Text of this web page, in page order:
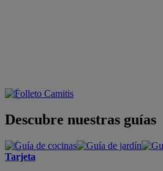
Descubre nuestras guías
Tarjeta